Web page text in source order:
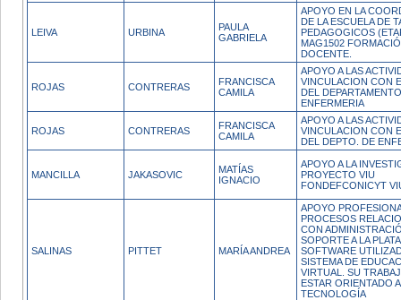
LEIVA URBINA
PAULA
GABRIELA
APOYO EN LA
DE LA ESCUELA DE
PEDAGOGICOS
MAG1502
DOCENTE.
ROJAS CONTRERAS
FRANCISCA
CAMILA
APOYO A LAS
VINCULACION CON
DEL
ENFERMERIA
ROJAS CONTRERAS
FRANCISCA
CAMILA
APOYO A LAS
VINCULACION CON
DEL DEPTO. DE
MANCILLA JAKASOVIC
MATÍAS
IGNACIO
APOYO A LA
PROYECTO VIU
FONDEFCONICYT
SALINAS PITTET MARÍA ANDREA
APOYO
PROCESOS
CON
SOPORTE A LA
SOFTWARE
SISTEMA DE
VIRTUAL. SU
ESTAR ORIENTADO
TECNOLOGÍA